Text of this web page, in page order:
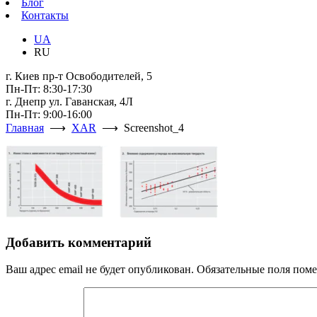
Блог
Контакты
UA
RU
г. Киев пр-т Освободителей, 5
Пн-Пт: 8:30-17:30
г. Днепр ул. Гаванская, 4Л
Пн-Пт: 9:00-16:00
Главная ⟶ XAR ⟶ Screenshot_4
Добавить комментарий
Ваш адрес email не будет опубликован. Обязательные поля